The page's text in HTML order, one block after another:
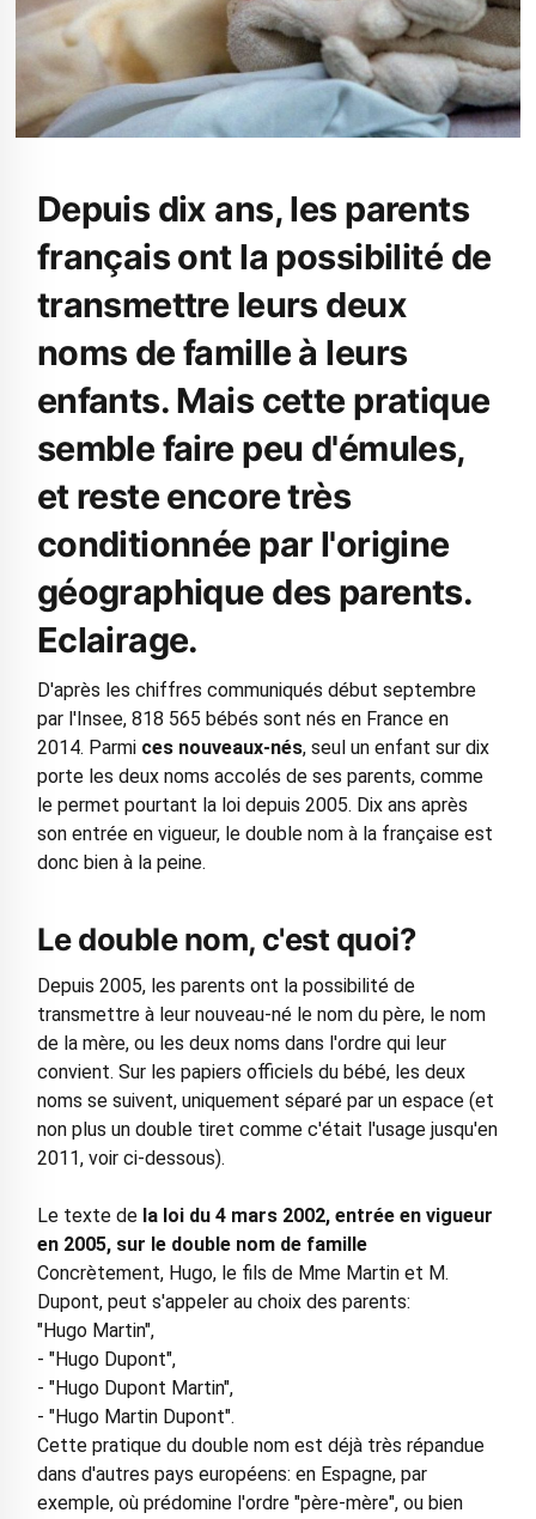
Depuis dix ans, les parents
français ont la possibilité de
transmettre leurs deux
noms de famille à leurs
enfants. Mais cette pratique
semble faire peu d'émules,
et reste encore très
conditionnée par l'origine
géographique des parents.
Eclairage.
D'après les chiffres communiqués début septembre
par l'Insee, 818 565 bébés sont nés en France en
2014. Parmi ces nouveaux-nés, seul un enfant sur dix
porte les deux noms accolés de ses parents, comme
le permet pourtant la loi depuis 2005. Dix ans après
son entrée en vigueur, le double nom à la française est
donc bien à la peine.
Le double nom, c'est quoi?
Depuis 2005, les parents ont la possibilité de
transmettre à leur nouveau-né le nom du père, le nom
de la mère, ou les deux noms dans l'ordre qui leur
convient. Sur les papiers officiels du bébé, les deux
noms se suivent, uniquement séparé par un espace (et
non plus un double tiret comme c'était l'usage jusqu'en
2011, voir ci-dessous).
Le texte de la loi du 4 mars 2002, entrée en vigueur
en 2005, sur le double nom de famille
Concrètement, Hugo, le fils de Mme Martin et M.
Dupont, peut s'appeler au choix des parents:
"Hugo Martin",
- "Hugo Dupont",
- "Hugo Dupont Martin",
- "Hugo Martin Dupont".
Cette pratique du double nom est déjà très répandue
dans d'autres pays européens: en Espagne, par
exemple, où prédomine l'ordre "père-mère", ou bien